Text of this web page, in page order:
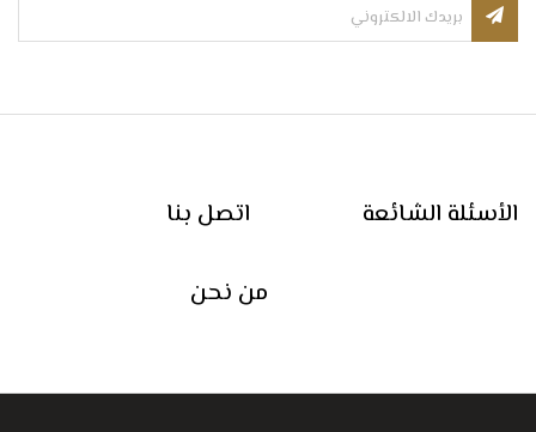
اتصل بنا الأسئلة الشائعة
من نحن